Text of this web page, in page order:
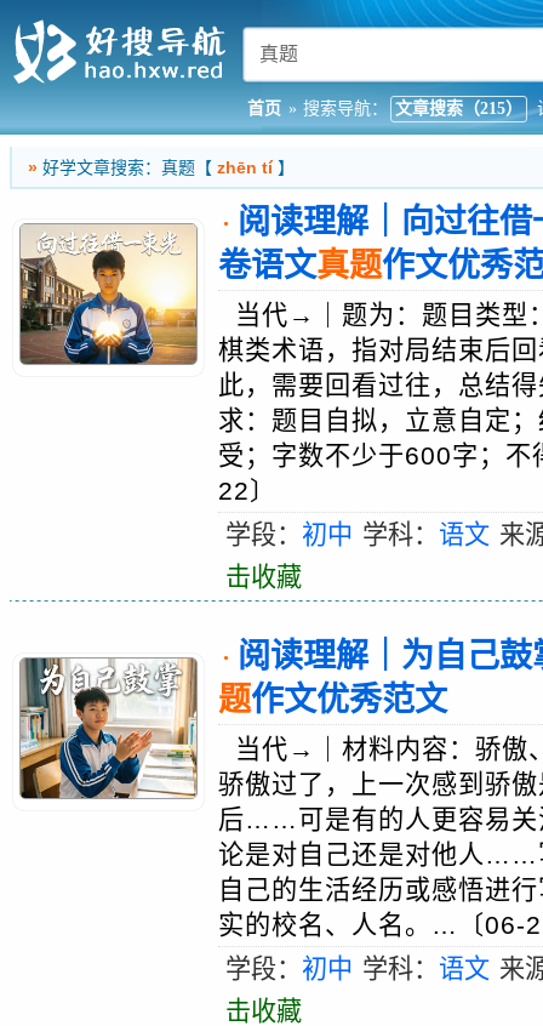
首页 » 搜索导航： 文章搜索（215）
» 好学文章搜索：真题【 zhēn tí 】
· 阅读理解｜向过往
卷语文真题作文优秀
当代→｜题为：题目类型
棋类术语，指对局结束后
此，需要回看过往，总结
求：题目自拟，立意自定
受；字数不少于600字；
22〕
学段： 初中 学科： 语文 来
击收藏
· 阅读理解｜为自己
题作文优秀范文
当代→｜材料内容：骄傲
骄傲过了，上一次感到骄
后……可是有的人更容易关
论是对自己还是对他人……
自己的生活经历或感悟进
实的校名、人名。…〔06-
学段： 初中 学科： 语文 来
击收藏